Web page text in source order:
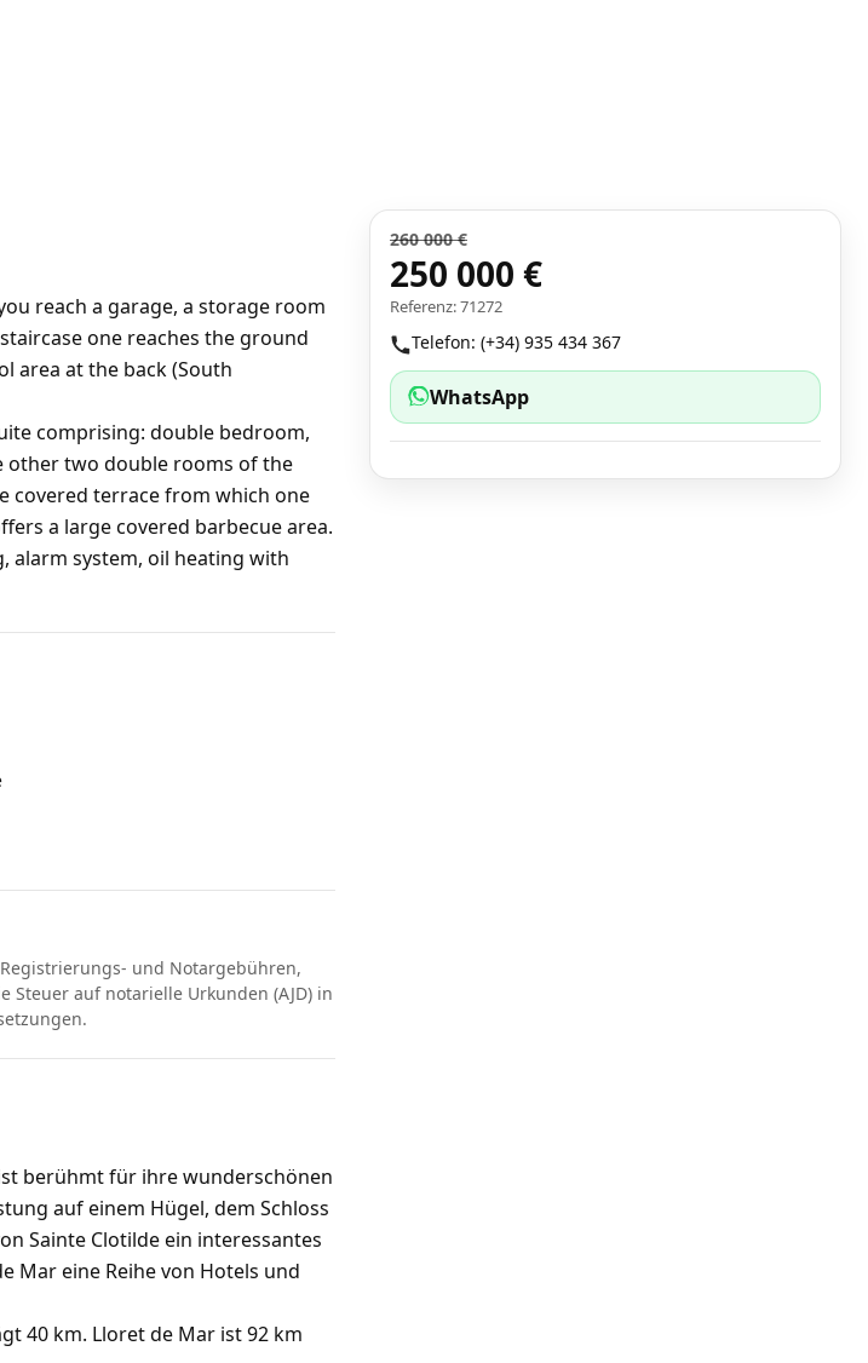
reach a garage, a storage room
one reaches the ground
area at the back (South
comprising: double bedroom,
other two double rooms of the
covered terrace from which one
a large covered barbecue area.
alarm system, oil heating with
und Notargebühren,
Steuer auf notarielle Urkunden (AJD) in
berühmt für ihre wunderschönen
auf einem Hügel, dem Schloss
Sainte Clotilde ein interessantes
Mar eine Reihe von Hotels und
40 km. Lloret de Mar ist 92 km
260 000 €
250 000 €
Referenz: 71272
Telefon: (+34) 935 434 367
WhatsApp